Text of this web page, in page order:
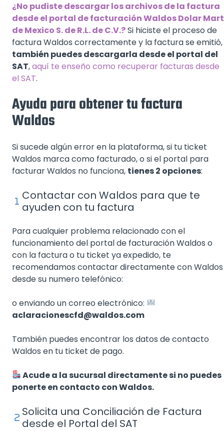
¿No pudiste descargar los archivos de la factura
desde el portal de facturación Waldos Dolar Mart
de Mexico S. de R.L. de C.V.?Si hiciste el proceso de
factura Waldos correctamente y la factura se emitió,
también puedes descargarla desde el portal del
SAT,aquí te enseño como recuperar facturas desde
el SAT.
Ayuda para obtener tu factura
Waldos
Si sucede algún error en la plataforma, si tu ticket
Waldos marca como facturado, o si el portal para
facturar Waldos no funciona, tienes 2 opciones:
Contactar con Waldos para que te
ayuden con tu factura
Para cualquier problema relacionado con el
funcionamiento del portal de facturación Waldos o
con la factura o tu ticket ya expedido, te
recomendamos contactar directamente con Waldos
desde su numero telefónico:
o enviando un correo electrónico:
aclaracionescfd@waldos.com
También puedes encontrar los datos de contacto
Waldos en tu ticket de pago.
Acude a la sucursal directamente si no puedes
ponerte en contacto con Waldos.
Solicita una Conciliación de Factura
desde el Portal del SAT